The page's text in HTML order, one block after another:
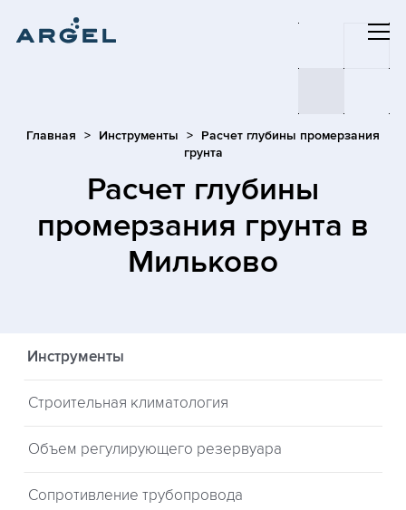
Главная Инструменты
Расчет глубины промерзания
грунта
Расчет глубины
промерзания грунта в
Мильково
Инструменты
Строительная климатология
Объем регулирующего резервуара
Сопротивление трубопровода